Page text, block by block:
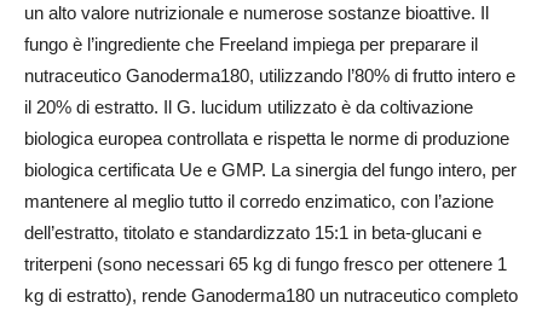
un alto valore nutrizionale e numerose sostanze bioattive. Il
fungo è l’ingrediente che Freeland impiega per preparare il
nutraceutico Ganoderma180, utilizzando l’80% di frutto intero e
il 20% di estratto. Il G. lucidum utilizzato è da coltivazione
biologica europea controllata e rispetta le norme di produzione
biologica certificata Ue e GMP. La sinergia del fungo intero, per
mantenere al meglio tutto il corredo enzimatico, con l’azione
dell’estratto, titolato e standardizzato 15:1 in beta-glucani e
triterpeni (sono necessari 65 kg di fungo fresco per ottenere 1
kg di estratto), rende Ganoderma180 un nutraceutico completo